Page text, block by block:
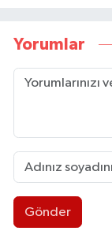
Yorumlar
Gönder